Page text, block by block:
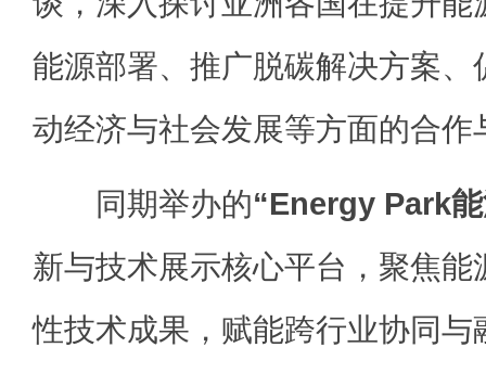
能源部署、推广脱碳解决方案、
动经济与社会发展等方面的合作
同期举办的“Energy Park
新与技术展示核心平台，聚焦
性技术成果，赋能跨行业协同与